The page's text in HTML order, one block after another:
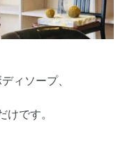
ィソープ、
けです。